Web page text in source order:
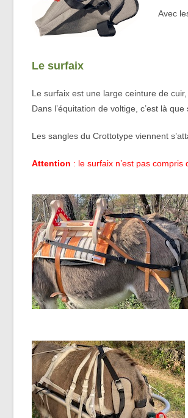
Avec
Le surfaix
Le surfaix est une large ceinture de
Dans l’équitation de voltige, c’est là
Les sangles du Crottotype viennent
Attention : le surfaix n’est pas